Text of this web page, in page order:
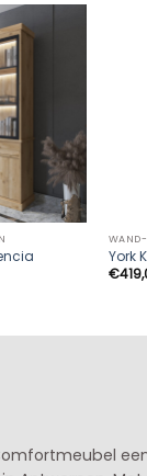
WAND-
York
€